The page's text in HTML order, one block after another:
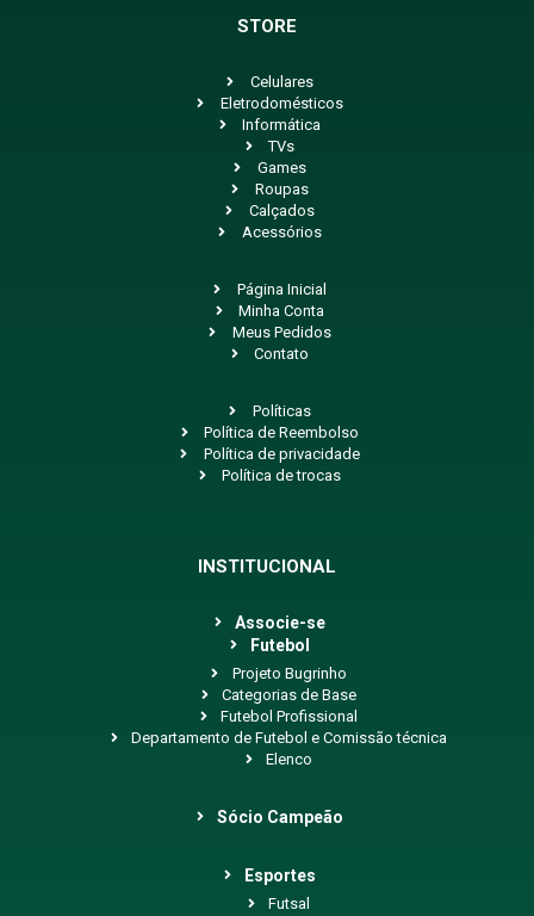
STORE
Celulares
Eletrodomésticos
Informática
TVs
Games
Roupas
Calçados
Acessórios
Página Inicial
Minha Conta
Meus Pedidos
Contato
Políticas
Política de Reembolso
Política de privacidade
Política de trocas
INSTITUCIONAL
Associe-se
Futebol
Projeto Bugrinho
Categorias de Base
Futebol Profissional
Departamento de Futebol e Comissão técnica
Elenco
Sócio Campeão
Esportes
Futsal